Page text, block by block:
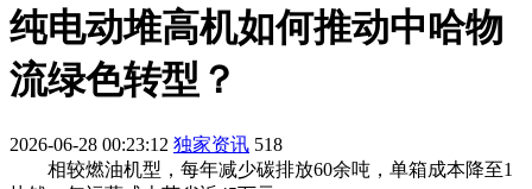
纯电动堆高机如何推动中哈物
流绿色转型？
2026-06-28 00:23:12 独家资讯 518
相较燃油机型，每年减少碳排放60余吨，单箱成本降至1